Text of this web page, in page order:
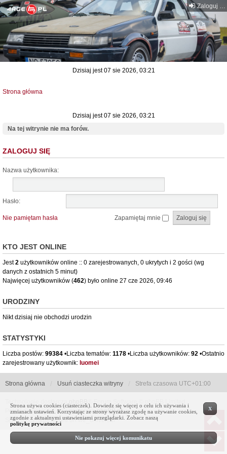
Zaloguj się
Dzisiaj jest 07 sie 2026, 03:21
Strona główna
Dzisiaj jest 07 sie 2026, 03:21
Na tej witrynie nie ma forów.
ZALOGUJ SIĘ
Nazwa użytkownika:
Hasło:
Nie pamiętam hasła Zapamiętaj mnie
KTO JEST ONLINE
Jest2 użytkowników online :: 0 zarejestrowanych, 0 ukrytych i 2 gości (wg
danych z ostatnich 5 minut)
Najwięcej użytkowników (462) było online 27 cze 2026, 09:46
URODZINY
Nikt dzisiaj nie obchodzi urodzin
STATYSTYKI
Liczba postów: 99384 •Liczba tematów: 1178 •Liczba użytkowników: 92 •Ostatnio
zarejestrowany użytkownik: luomei
Strona główna Usuń ciasteczka witryny Strefa czasowa UTC+01:00
Technologię dostarcza phpBB ® Forum Software © phpBB Limited
Polski pakiet językowy dostarczaphpBB.pl
Style by Sznaps based on we_universal
X
Strona używa cookies (ciasteczek). Dowiedz się więcej o celu ich używania i
zmianach ustawień. Korzystając ze strony wyrażasz zgodę na używanie cookies,
zgodnie z aktualnymi ustawieniami przeglądarki. Zobacz naszą
politykę prywatności
Nie pokazuj więcej komunikatu